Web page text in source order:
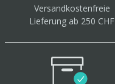
Versandkostenfreie
Lieferung ab 250 CHF